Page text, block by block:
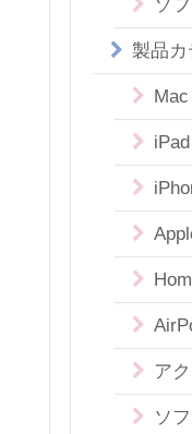
ソ
製品カ
Mac
iPad
ア
ソ